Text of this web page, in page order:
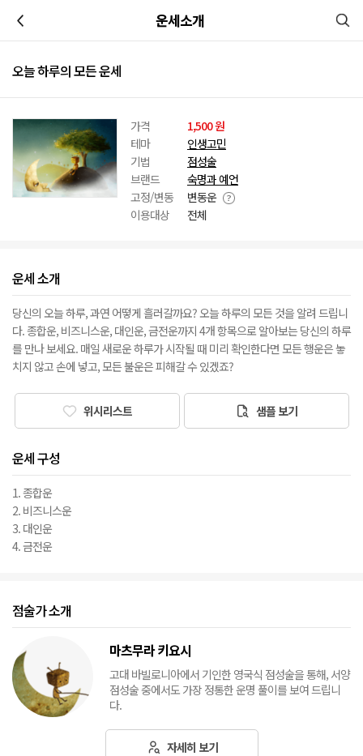
운세소개
오늘 하루의 모든 운세
가격
1,500 원
테마
인생고민
기법
점성술
브랜드
숙명과 예언
고정/변동
변동운
이용대상
전체
운세 소개
당신의 오늘 하루, 과연 어떻게 흘러갈까요? 오늘 하루의 모든 것을 알려 드립니
다. 종합운, 비즈니스운, 대인운, 금전운까지 4개 항목으로 알아보는 당신의 하루
를 만나 보세요. 매일 새로운 하루가 시작될 때 미리 확인한다면 모든 행운은 놓
치지 않고 손에 넣고, 모든 불운은 피해갈 수 있겠죠?
위시리스트 샘플 보기
운세 구성
1. 종합운
2. 비즈니스운
3. 대인운
4. 금전운
점술가 소개
마츠무라 키요시
고대 바빌로니아에서 기인한 영국식 점성술을 통해, 서양
점성술 중에서도 가장 정통한 운명 풀이를 보여 드립니
다.
자세히 보기